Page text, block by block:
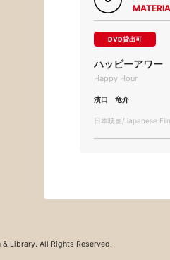
DVD貸出可
ハッピーアワ
Happy Hour
濱口 竜介
日本映画/Japanese
Library. All Rights Reserved.